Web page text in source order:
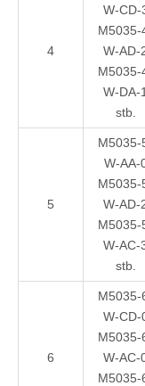
4
W-CD-
M5035-
W-AD-
M5035-
W-DA-1
stb.
5
M5035-
W-AA-
M5035-
W-AD-
M5035-
W-AC-
stb.
6
M5035-
W-CD-
M5035-
W-AC-
M5035-